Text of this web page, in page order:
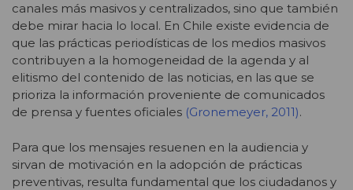
canales más masivos y centralizados, sino que también
debe mirar hacia lo local. En Chile existe evidencia de
que las prácticas periodísticas de los medios masivos
contribuyen a la homogeneidad de la agenda y al
elitismo del contenido de las noticias, en las que se
prioriza la información proveniente de comunicados
de prensa y fuentes oficiales (Gronemeyer, 2011).
Para que los mensajes resuenen en la audiencia y
sirvan de motivación en la adopción de prácticas
preventivas, resulta fundamental que los ciudadanos y